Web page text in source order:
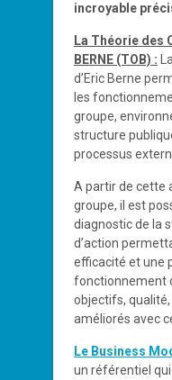
incroyable
La Théorie des
BERNE (TOB) :
d’Eric Berne
les
groupe,
structure
processus
A partir de cette
groupe, il est
diagnostic de la
d’action
efficacité et une
fonctionnement
objectifs,
améliorés avec
Le Business
un référentiel